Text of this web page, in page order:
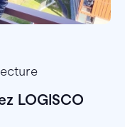
LOGISCO